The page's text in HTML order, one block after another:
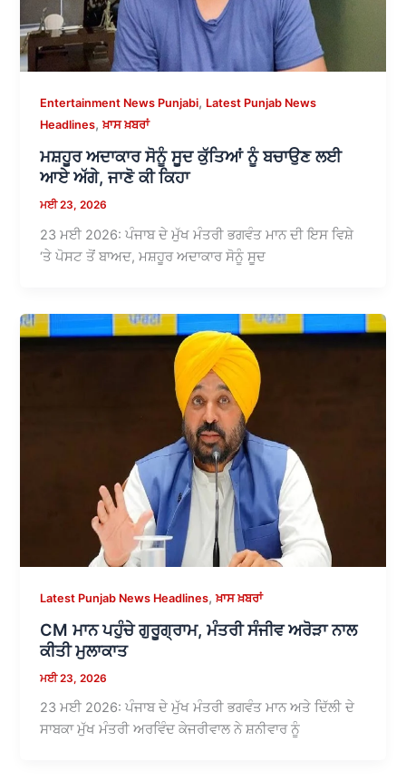
Entertainment News Punjabi, Latest Punjab News
Headlines,ਖ਼ਾਸ ਖ਼ਬਰਾਂ
ਮਸ਼ਹੂਰ ਅਦਾਕਾਰ ਸੋਨੂੰ ਸੂਦ ਕੁੱਤਿਆਂ ਨੂੰ ਬਚਾਉਣ ਲਈ
ਆਏ ਅੱਗੇ, ਜਾਣੋ ਕੀ ਕਿਹਾ
ਮਈ 23, 2026
23 ਮਈ 2026: ਪੰਜਾਬ ਦੇ ਮੁੱਖ ਮੰਤਰੀ ਭਗਵੰਤ ਮਾਨ ਦੀ ਇਸ ਵਿਸ਼ੇ
‘ਤੇ ਪੋਸਟ ਤੋਂ ਬਾਅਦ, ਮਸ਼ਹੂਰ ਅਦਾਕਾਰ ਸੋਨੂੰ ਸੂਦ
Latest Punjab News Headlines,ਖ਼ਾਸ ਖ਼ਬਰਾਂ
CM ਮਾਨ ਪਹੁੰਚੇ ਗੁਰੂਗ੍ਰਾਮ, ਮੰਤਰੀ ਸੰਜੀਵ ਅਰੋੜਾ ਨਾਲ
ਕੀਤੀ ਮੁਲਾਕਾਤ
ਮਈ 23, 2026
23 ਮਈ 2026: ਪੰਜਾਬ ਦੇ ਮੁੱਖ ਮੰਤਰੀ ਭਗਵੰਤ ਮਾਨ ਅਤੇ ਦਿੱਲੀ ਦੇ
ਸਾਬਕਾ ਮੁੱਖ ਮੰਤਰੀ ਅਰਵਿੰਦ ਕੇਜਰੀਵਾਲ ਨੇ ਸ਼ਨੀਵਾਰ ਨੂੰ